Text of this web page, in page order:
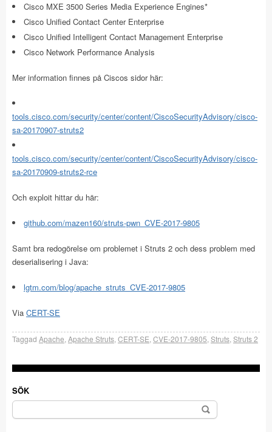
Cisco MXE 3500 Series Media Experience Engines*
Cisco Unified Contact Center Enterprise
Cisco Unified Intelligent Contact Management Enterprise
Cisco Network Performance Analysis
Mer information finnes på Ciscos sidor här:
tools.cisco.com/security/center/content/CiscoSecurityAdvisory/cisco-
sa-20170907-struts2
tools.cisco.com/security/center/content/CiscoSecurityAdvisory/cisco-
sa-20170909-struts2-rce
Och exploit hittar du här:
github.com/mazen160/struts-pwn_CVE-2017-9805
Samt bra redogörelse om problemet i Struts 2 och dess problem med
deserialisering i Java:
lgtm.com/blog/apache_struts_CVE-2017-9805
Via CERT-SE
Taggad Apache Apache Struts CERT-SE CVE-2017-9805 Struts Struts 2
SÖK
Sök
efter: